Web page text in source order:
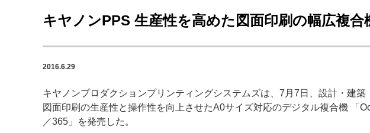
カテゴリー一覧
新商品 新製品 ＡＩ・デジタル デジタル印刷 印刷通販 SDGs・地域 ポス
特集記事カテゴリー一覧
2022 見える化・MIS特集 特集・デジタル印刷 アイデアで勝負！ ～多様なビジネス
特集・デジタル印刷 ～ 新成長軌道を描く
キヤノンPPS 生産性を高めた図面印刷の幅広複合
2016.6.29
キヤノンプロダクションプリンティングシステムズは、7月7日、設計・建築
図面印刷の生産性と操作性を向上させたA0サイズ対応のデジタル複合機 「
／365」を発売した。